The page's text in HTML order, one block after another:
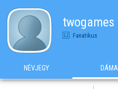
twogames
Fanatikus
NÉVJEGY DÁMA